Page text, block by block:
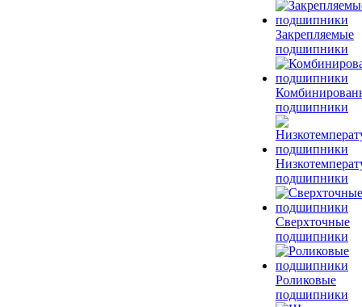
Закрепляемые
подшипники
подшипники
подшипники
Сверхточные
подшипники
Роликовые
подшипники